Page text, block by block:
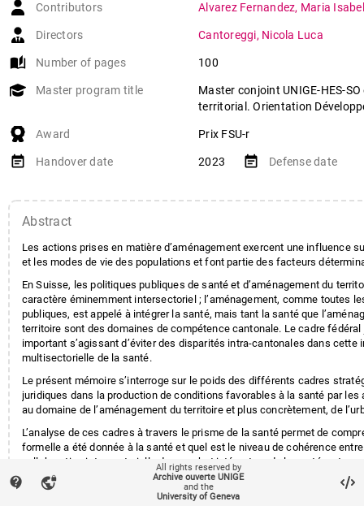
Contributors Alvarez Fernandez, Maria Isabel
Directors Cantoreggi, Nicola Luca
auto_stories Number of pages 100
Master program title
Master conjoint UNIGE-HES-
territorial. Orientation
Award Prix FSU-r
event_note Handover date 2023 event_note Defense date
Abstract
Les actions prises en matière d’aménagement exercent une influence
et les modes de vie des populations et font partie des facteurs
En Suisse, les politiques publiques de santé et d’aménagement du
caractère éminemment intersectoriel ; l’aménagement, comme toutes
publiques, est appelé à intégrer la santé, mais tant la santé que
territoire sont des domaines de compétence cantonale. Le cadre fédéral
important s’agissant d’éviter des disparités intra-cantonales dans cette
multisectorielle de la santé.
Le présent mémoire s’interroge sur le poids des différents cadres
juridiques dans la production de conditions favorables à la santé par les
au domaine de l’aménagement du territoire et plus concrètement, de
L’analyse de ces cadres à travers le prisme de la santé permet de
formelle a été donnée à la santé et quel est le niveau de cohérence
collaboration intersectorielle dans un but intégrateur de la santé,
fédérale, et son inscription concrète dans les procédures ou
l’aménagement du territoire.
Planification
contact_support vpn_lock
All rights reserved by
Archive ouverte UNIGE
and the
University of Geneva